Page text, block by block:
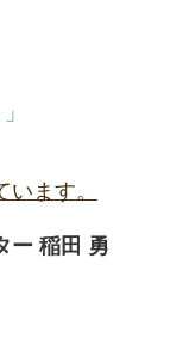
」
ます。
ー 稲田 勇